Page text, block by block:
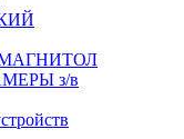
з/в